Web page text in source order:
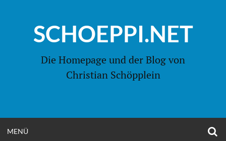
springenSCHOEPPI.NET
Die Homepage und der Blog von
Christian Schöpplein
MENÜ